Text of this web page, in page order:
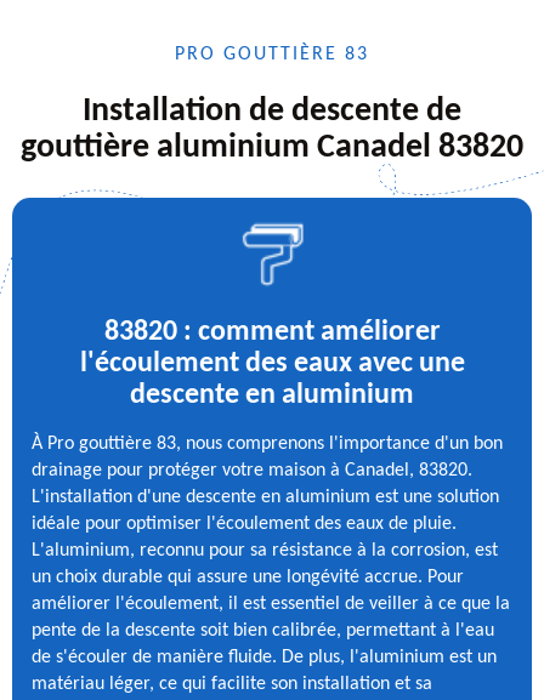
PRO GOUTTIÈRE 83
Installation de descente de
gouttière aluminium Canadel 83820
83820 : comment améliorer
l'écoulement des eaux avec une
descente en aluminium
À Pro gouttière 83, nous comprenons l'importance d'un bon
drainage pour protéger votre maison à Canadel, 83820.
L'installation d'une descente en aluminium est une solution
idéale pour optimiser l'écoulement des eaux de pluie.
L'aluminium, reconnu pour sa résistance à la corrosion, est
un choix durable qui assure une longévité accrue. Pour
améliorer l'écoulement, il est essentiel de veiller à ce que la
pente de la descente soit bien calibrée, permettant à l'eau
de s'écouler de manière fluide. De plus, l'aluminium est un
matériau léger, ce qui facilite son installation et sa